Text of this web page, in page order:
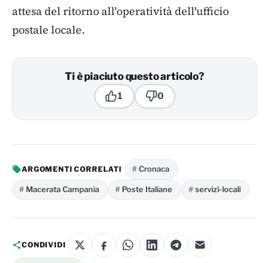
attesa del ritorno all'operatività dell'ufficio
postale locale.
Ti è piaciuto questo articolo?
1 0
ARGOMENTI CORRELATI Cronaca
Macerata Campania Poste Italiane servizi-locali
CONDIVIDI